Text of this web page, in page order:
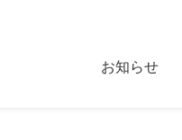
お知らせ